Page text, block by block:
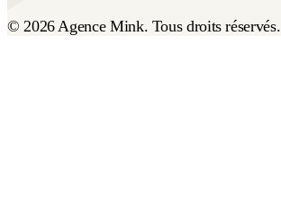
© 2026 Agence Mink. Tous droits réservés.